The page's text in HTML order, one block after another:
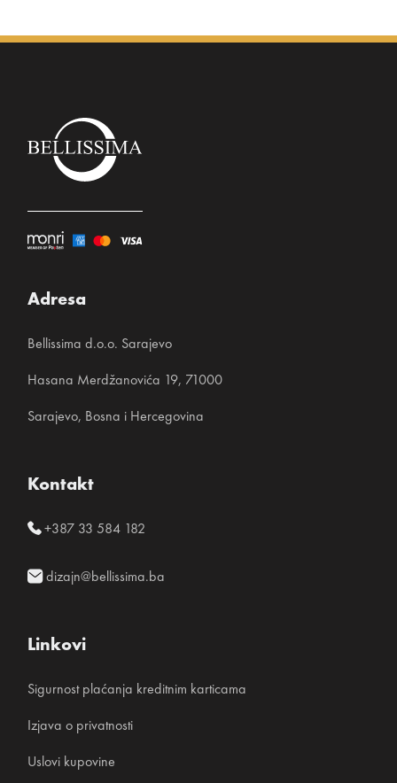
Adresa
Bellissima d.o.o. Sarajevo
Hasana Merdžanovića 19, 71000
Sarajevo, Bosna i Hercegovina
Kontakt
+387 33 584 182
dizajn@bellissima.ba
Linkovi
Sigurnost plaćanja kreditnim karticama
Izjava o privatnosti
Uslovi kupovine